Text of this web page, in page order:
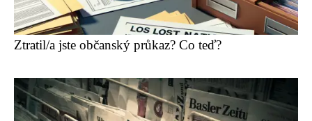
Ztratil/a jste občanský průkaz? Co teď?